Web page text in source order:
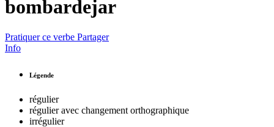
bombardejar
Pratiquer ce verbe Partager
Info
Légende
régulier
régulier avec changement orthographique
irrégulier